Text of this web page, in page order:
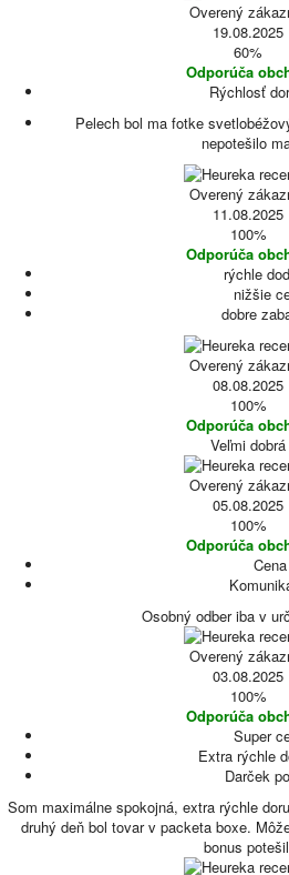
Overený
19.08.2025
60%
Odporúča
Rýchlosť
Pelech bol ma fotke
nepotešilo
Overený
11.08.2025
100%
Odporúča
rýchle
nižšie
dobre
Overený
08.08.2025
100%
Odporúča
Veľmi dobrá
Overený
05.08.2025
100%
Odporúča
Cena
Osobný odber iba v
Overený
03.08.2025
100%
Odporúča
Super
Extra rýchle
Darček
Som maximálne spokojná, extra rýchle
druhý deň bol tovar v packeta boxe.
bonus